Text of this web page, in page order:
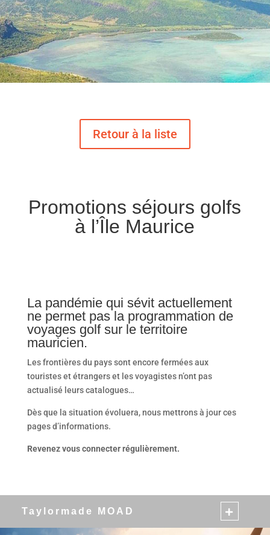
Promotions séjours golfs
à l’Île Maurice
La pandémie qui sévit actuellement
ne permet pas la programmation de
voyages golf sur le territoire
mauricien.
Les frontières du pays sont encore fermées aux
touristes et étrangers et les voyagistes n’ont pas
actualisé leurs catalogues…
Dès que la situation évoluera, nous mettrons à jour ces
pages d’informations.
Revenez vous connecter régulièrement.
Taylormade MOAD